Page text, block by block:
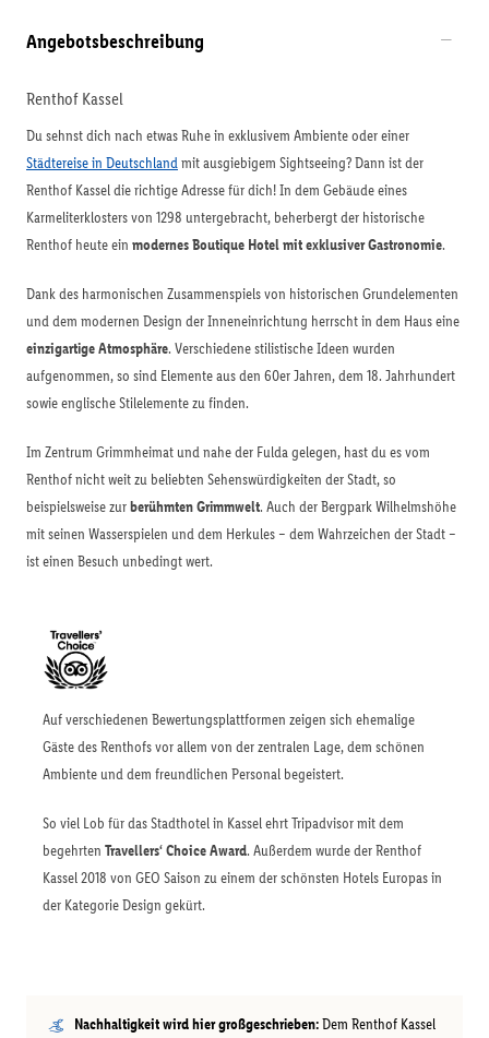
Angebotsbeschreibung
Renthof Kassel
Du sehnst dich nach etwas Ruhe in exklusivem Ambiente oder einer
Städtereise in Deutschlandmit ausgiebigem Sightseeing? Dann ist der
Renthof Kassel die richtige Adresse für dich! In dem Gebäude eines
Karmeliterklosters von 1298 untergebracht, beherbergt der historische
Renthof heute ein modernes Boutique Hotel mit exklusiver Gastronomie.
Dank des harmonischen Zusammenspiels von historischen Grundelementen
und dem modernen Design der Inneneinrichtung herrscht in dem Haus eine
einzigartige Atmosphäre. Verschiedene stilistische Ideen wurden
aufgenommen, so sind Elemente aus den 60er Jahren, dem 18. Jahrhundert
sowie englische Stilelemente zu finden.
Im Zentrum Grimmheimat und nahe der Fulda gelegen, hast du es vom
Renthof nicht weit zu beliebten Sehenswürdigkeiten der Stadt, so
beispielsweise zurberühmten Grimmwelt. Auch der Bergpark Wilhelmshöhe
mit seinen Wasserspielen und dem Herkules – dem Wahrzeichen der Stadt –
ist einen Besuch unbedingt wert.
Auf verschiedenen Bewertungsplattformen zeigen sich ehemalige
Gäste des Renthofs vor allem von der zentralen Lage, dem schönen
Ambiente und dem freundlichen Personal begeistert.
So viel Lob für das Stadthotel in Kassel ehrt Tripadvisor mit dem
begehrten Travellers‘ Choice Award. Außerdem wurde der Renthof
Kassel 2018 von GEO Saison zu einem der schönsten Hotels Europas in
der Kategorie Design gekürt.
Nachhaltigkeit wird hier großgeschrieben:Dem Renthof Kassel